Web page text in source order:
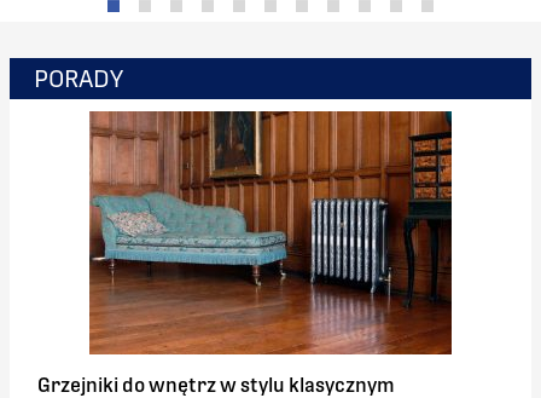
PORADY
Grzejniki do wnętrz w stylu klasycznym